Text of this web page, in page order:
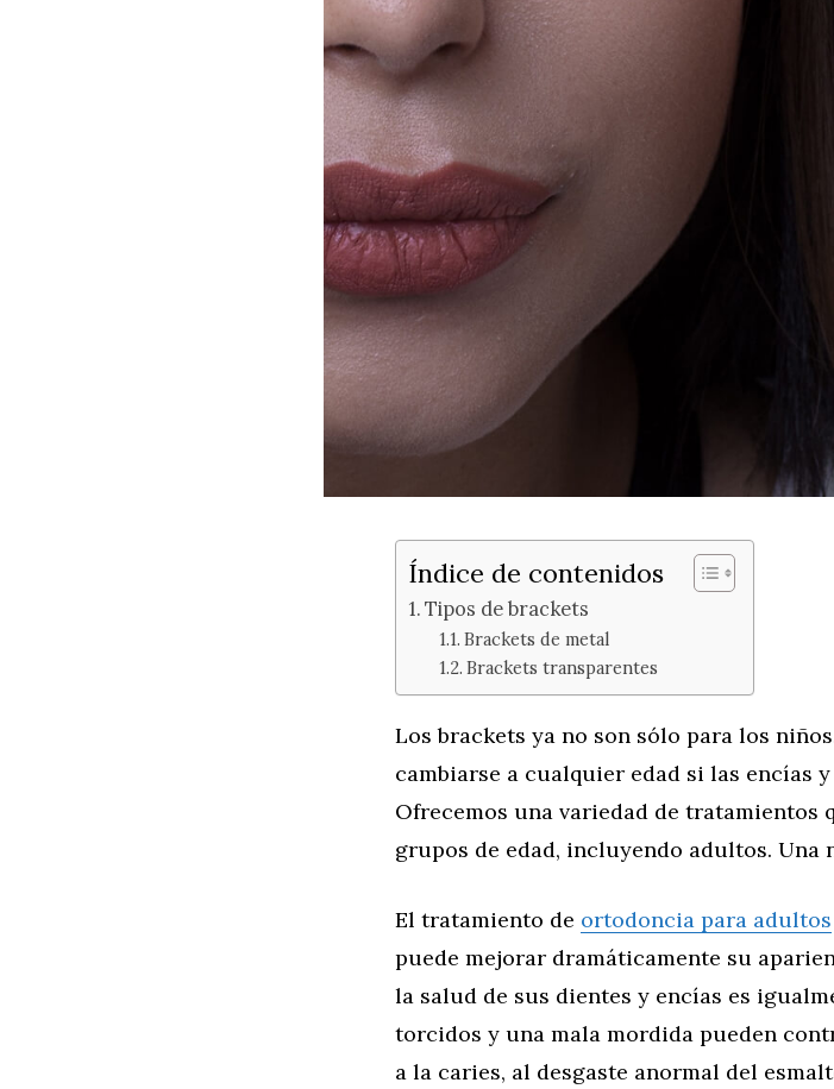
Índice de contenidos
Tipos de brackets
Brackets de metal
Brackets transparentes
Los brackets ya no son sólo para los
cambiarse a cualquier edad si las encías
Ofrecemos una variedad de tratamientos
grupos de edad, incluyendo adultos. Una
El tratamiento de ortodoncia para adultos
puede mejorar dramáticamente su
la salud de sus dientes y encías es
torcidos y una mala mordida pueden
a la caries, al desgaste anormal del